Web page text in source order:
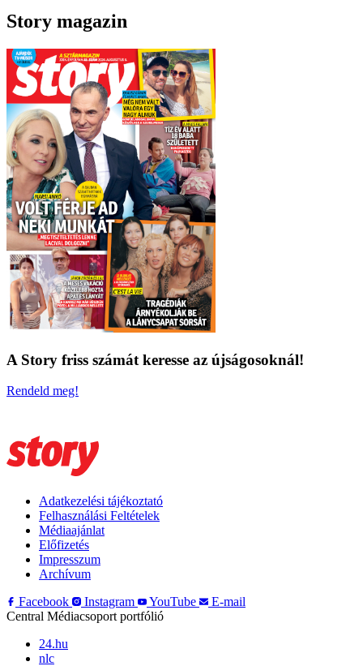
Story magazin
A Story friss számát keresse az újságosoknál!
Rendeld meg!
Adatkezelési tájékoztató
Felhasználási Feltételek
Médiaajánlat
Előfizetés
Impresszum
Archívum
Facebook
Instagram YouTube
E-mail
Central Médiacsoport portfólió
24.hu
nlc